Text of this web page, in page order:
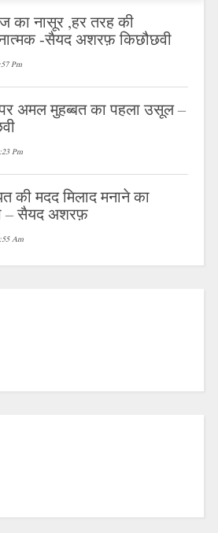
का नासूर ,हर तरह की
-सैयद अशरफ़ किछौछवी
Pm
अमल मुहब्बत का पहला उसूल –
Pm
की मदद मिलाद मनाने का
– सैयद अशरफ़
Am